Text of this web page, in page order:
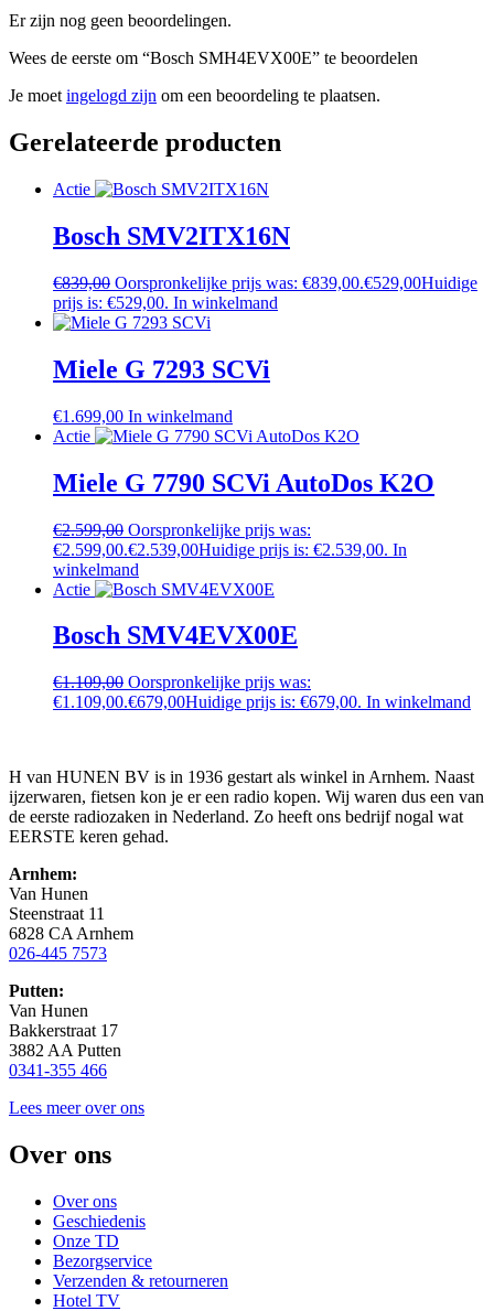
Er zijn nog geen beoordelingen.
Wees de eerste om “Bosch SMH4EVX00E” te beoordelen
Je moet ingelogd zijn om een beoordeling te plaatsen.
Gerelateerde producten
Actie
Bosch SMV2ITX16N
€839,00 Oorspronkelijke prijs was: €839,00.€529,00Huidige
prijs is: €529,00. In winkelmand
Miele G 7293 SCVi
€1.699,00 In winkelmand
Actie
Miele G 7790 SCVi AutoDos K2O
€2.599,00 Oorspronkelijke prijs was:
€2.599,00.€2.539,00Huidige prijs is: €2.539,00. In
winkelmand
Actie
Bosch SMV4EVX00E
€1.109,00 Oorspronkelijke prijs was:
€1.109,00.€679,00Huidige prijs is: €679,00. In winkelmand
H van HUNEN BV is in 1936 gestart als winkel in Arnhem. Naast
ijzerwaren, fietsen kon je er een radio kopen. Wij waren dus een van
de eerste radiozaken in Nederland. Zo heeft ons bedrijf nogal wat
EERSTE keren gehad.
Arnhem:
Van Hunen
Steenstraat 11
6828 CA Arnhem
026-445 7573
Putten:
Van Hunen
Bakkerstraat 17
3882 AA Putten
0341-355 466
Lees meer over ons
Over ons
Over ons
Geschiedenis
Onze TD
Bezorgservice
Verzenden & retourneren
Hotel TV